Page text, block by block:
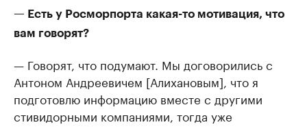
— Есть у Росморпорта какая-то мотивация, что
вам говорят?
— Говорят, что подумают. Мы договорились с
Антоном Андреевичем [Алихановым], что я
подготовлю информацию вместе с другими
стивидорными компаниями, тогда уже